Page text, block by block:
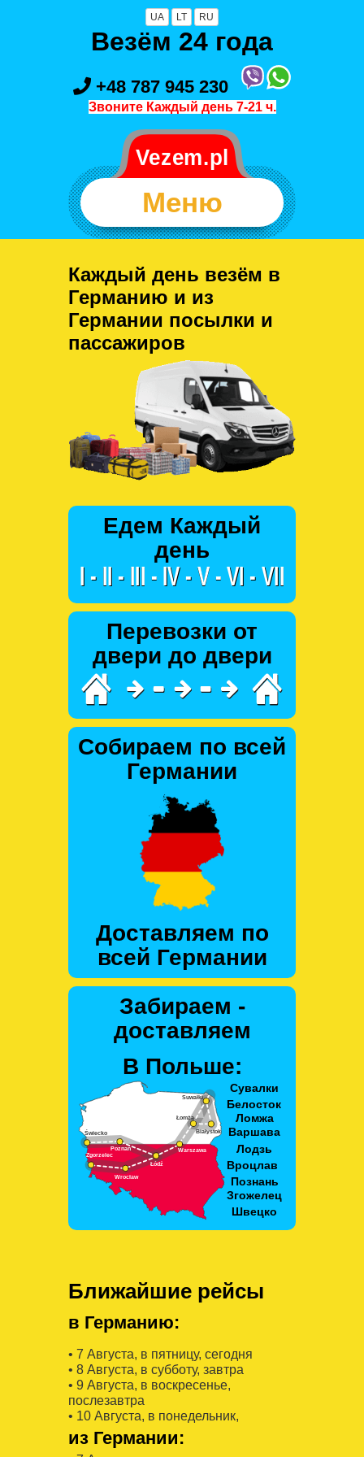
UA LT RU
Везём 24 года
+48 787 945 230
Звоните Каждый день 7-21 ч.
Меню
Каждый день везём в
Германию и из
Германии посылки и
пассажиров
Едем Каждый
день
Перевозки от
двери до двери
Собираем по всей
Германии
Доставляем по
всей Германии
Забираем -
доставляем
В Польше:
Ближайшие рейсы
в Германию:
• 7 Августa, в пятницу, сегодня
• 8 Августa, в субботу, завтра
• 9 Августa, в воскресенье,
послезавтра
• 10 Августa, в понедельник,
из Германии: